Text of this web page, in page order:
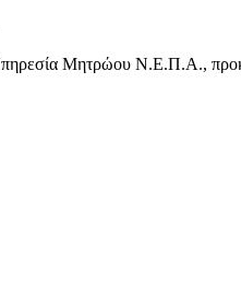
Υπηρεσία Μητρώου Ν.Ε.Π.Α.,